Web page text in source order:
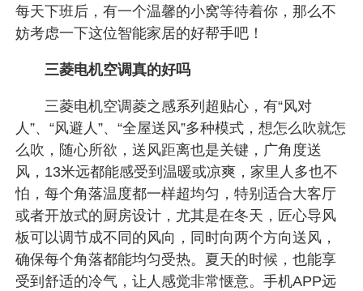
每天下班后，有一个温馨的小窝等待着你，那么不
妨考虑一下这位智能家居的好帮手吧！
三菱电机空调真的好吗
三菱电机空调菱之感系列超贴心，有“风对
人”、“风避人”、“全屋送风”多种模式，想怎么吹就怎
么吹，随心所欲，送风距离也是关键，广角度送
风，13米远都能感受到温暖或凉爽，家里人多也不
怕，每个角落温度都一样超均匀，特别适合大客厅
或者开放式的厨房设计，尤其是在冬天，匠心导风
板可以调节成不同的风向，同时向两个方向送风，
确保每个角落都能均匀受热。夏天的时候，也能享
受到舒适的冷气，让人感觉非常惬意。手机APP远